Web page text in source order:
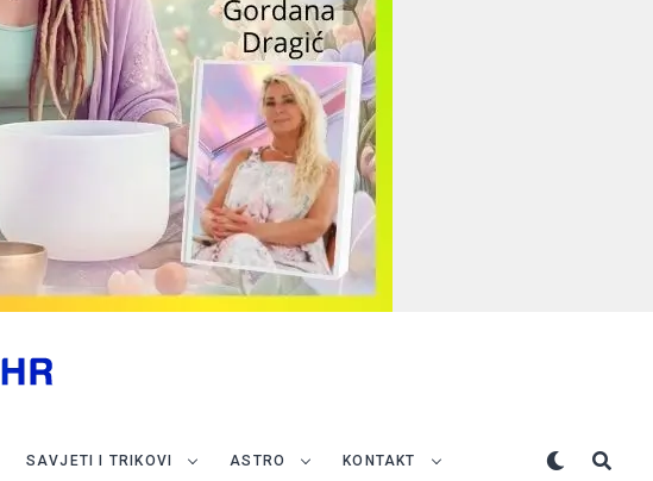
SAVJETI I TRIKOVI ASTRO KONTAKT